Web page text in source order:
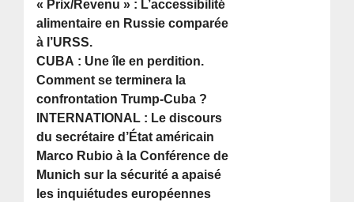
« Prix/Revenu » : L’accessibilité
alimentaire en Russie comparée
à l’URSS.
CUBA : Une île en perdition.
Comment se terminera la
confrontation Trump-Cuba ?
INTERNATIONAL : Le discours
du secrétaire d’État américain
Marco Rubio à la Conférence de
Munich sur la sécurité a apaisé
les inquiétudes européennes